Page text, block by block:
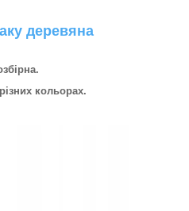
деревяна
кольорах.